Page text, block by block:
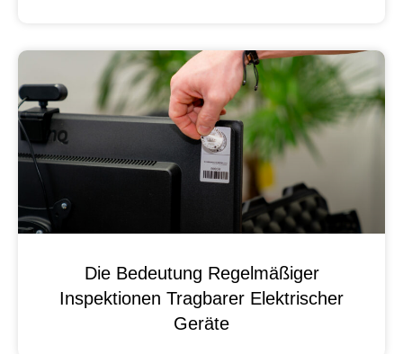
Die Bedeutung Regelmäßiger
Inspektionen Tragbarer Elektrischer
Geräte